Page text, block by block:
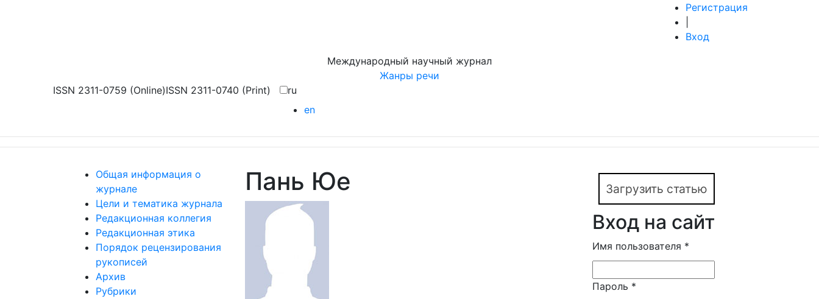
Регистрация
Вход
Международный научный журнал
Жанры речи
ISSN 2311-0759 (Online)ISSN 2311-0740 (Print)
ru
en
Общая информация о
журнале
Цели и тематика журнала
Редакционная коллегия
Редакционная этика
Порядок рецензирования
рукописей
Архив
Рубрики
Пань Юе Загрузить статью
Вход на сайт
Имя пользователя *
Пароль *